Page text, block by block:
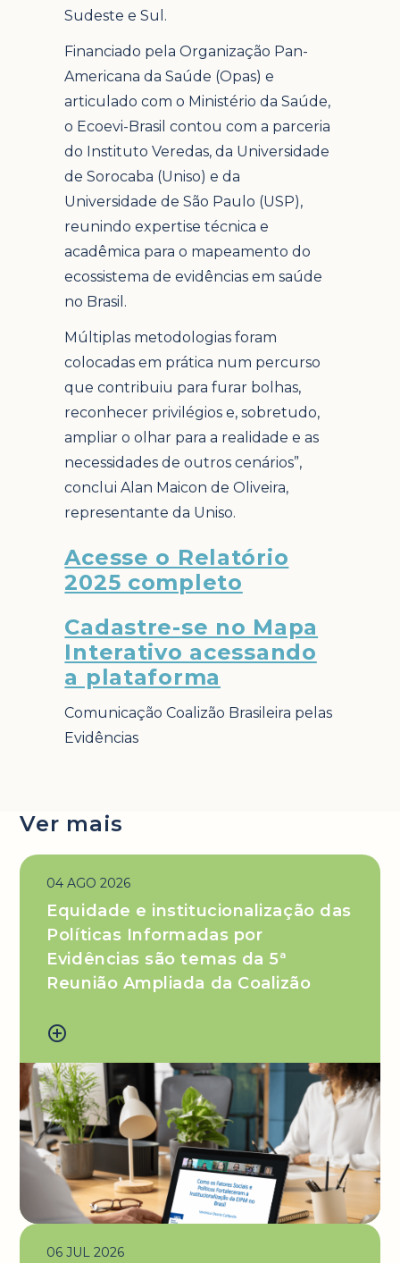
Sudeste e Sul.
Financiado pela Organização Pan-
Americana da Saúde (Opas) e
articulado com o Ministério da Saúde,
o Ecoevi-Brasil contou com a parceria
do Instituto Veredas, da Universidade
de Sorocaba (Uniso) e da
Universidade de São Paulo (USP),
reunindo expertise técnica e
acadêmica para o mapeamento do
ecossistema de evidências em saúde
no Brasil.
Múltiplas metodologias foram
colocadas em prática num percurso
que contribuiu para furar bolhas,
reconhecer privilégios e, sobretudo,
ampliar o olhar para a realidade e as
necessidades de outros cenários”,
conclui Alan Maicon de Oliveira,
representante da Uniso.
Acesse o Relatório
2025 completo
Cadastre-se no Mapa
Interativo acessando
a plataforma
Comunicação Coalizão Brasileira pelas
Evidências
Ver mais
04 AGO 2026
Equidade e institucionalização das
Políticas Informadas por
Evidências são temas da 5ª
Reunião Ampliada da Coalizão
add_circle_outline
06 JUL 2026